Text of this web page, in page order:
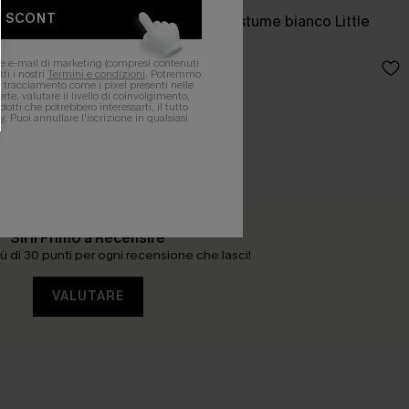
Mini abito copricostume bianco Little
Darling
32,00 €
Sii il Primo a Recensire
di 30 punti per ogni recensione che lasci!
VALUTARE
SCONT
e-mail di marketing (compresi contenuti
i nostri Termini e condizioni. Potremmo
come i pixel presenti nelle
valutare il livello di coinvolgimento,
che potrebbero interessarti, il tutto
. Puoi annullare l'iscrizione in qualsiasi